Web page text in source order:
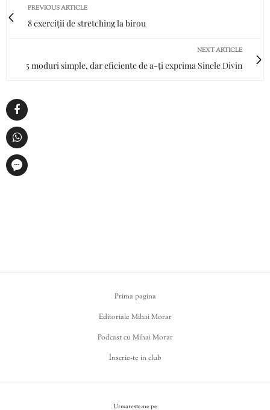
PREVIOUS ARTICLE
8 exerciții de stretching la birou
NEXT ARTICLE
5 moduri simple, dar eficiente de a-ți exprima Sinele Divin
Prima pagina
Editoriale Mihai Morar
Podcast cu Mihai Morar
Înscrie-te in club
Urmareste-ne pe